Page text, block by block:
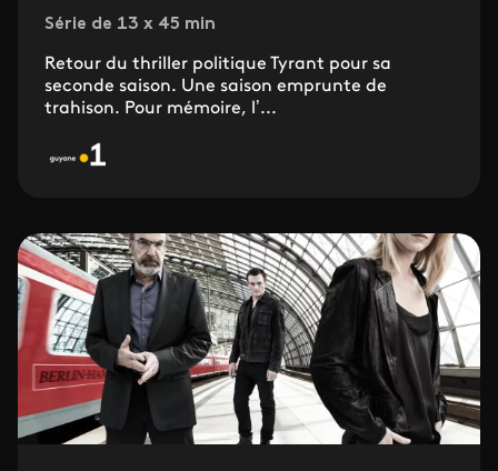
Série de 13 x 45 min
Retour du thriller politique Tyrant pour sa
seconde saison. Une saison emprunte de
trahison. Pour mémoire, l’...